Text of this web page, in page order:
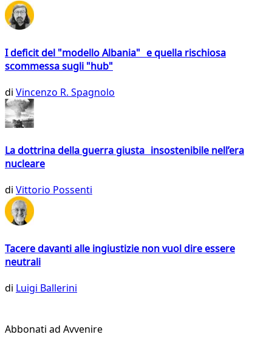
I deficit del "modello Albania" e quella rischiosa
scommessa sugli "hub"
di Vincenzo R. Spagnolo
La dottrina della guerra giusta insostenibile nell’era
nucleare
di Vittorio Possenti
Tacere davanti alle ingiustizie non vuol dire essere
neutrali
di Luigi Ballerini
Abbonati ad Avvenire